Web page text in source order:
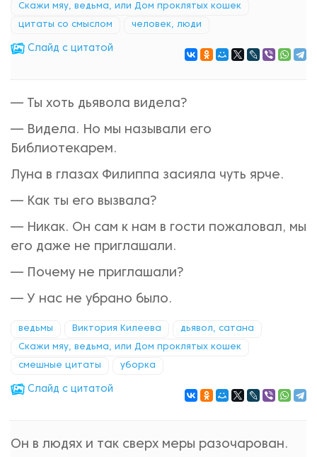
Скажи мяу, ведьма, или Дом проклятых кошек
цитаты со смыслом человек, люди
Cлайд с цитатой
— Ты хоть дьявола видела?
— Видела. Но мы называли его
Библиотекарем.
Луна в глазах Филиппа засияла чуть ярче.
— Как ты его вызвала?
— Никак. Он сам к нам в гости пожаловал, мы
его даже не приглашали.
— Почему не приглашали?
— У нас не убрано было.
ведьмы Виктория Килеева дьявол, сатана
Скажи мяу, ведьма, или Дом проклятых кошек
смешные цитаты уборка
Cлайд с цитатой
Он в людях и так сверх меры разочарован.